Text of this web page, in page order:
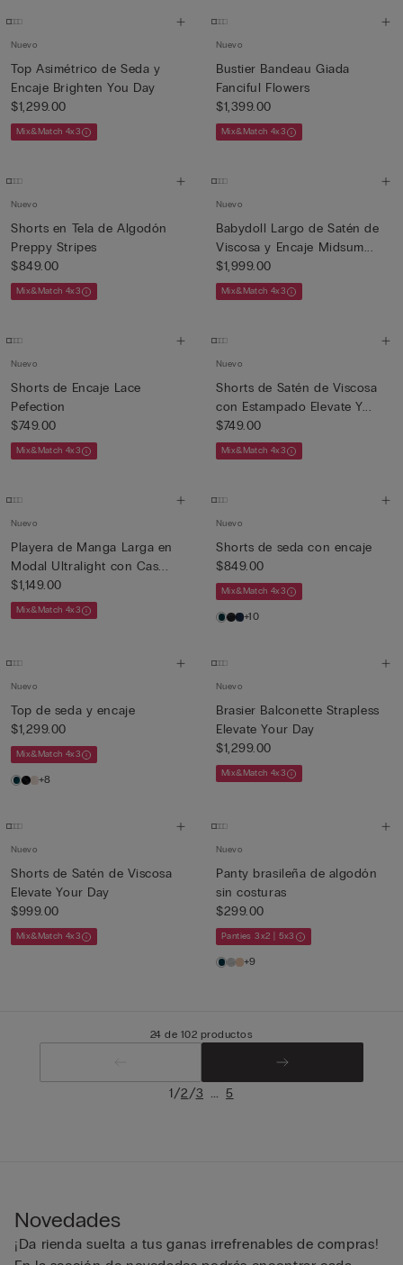
Nuevo
Top Asimétrico de Seda y
Encaje Brighten You Day
$1,299.00
Mix&Match 4x3
Nuevo
Bustier Bandeau Giada
Fanciful Flowers
$1,399.00
Mix&Match 4x3
Nuevo
Shorts en Tela de Algodón
Preppy Stripes
$849.00
Mix&Match 4x3
Nuevo
Babydoll Largo de Satén de
Viscosa y Encaje Midsum...
$1,999.00
Mix&Match 4x3
Nuevo
Shorts de Encaje Lace
Pefection
$749.00
Mix&Match 4x3
Nuevo
Shorts de Satén de Viscosa
con Estampado Elevate Y...
$749.00
Mix&Match 4x3
Nuevo
Playera de Manga Larga en
Modal Ultralight con Cas...
$1,149.00
Mix&Match 4x3
Nuevo
Shorts de seda con encaje
$849.00
Mix&Match 4x3
+10
Nuevo
Top de seda y encaje
$1,299.00
Mix&Match 4x3
+8
Nuevo
Brasier Balconette Strapless
Elevate Your Day
$1,299.00
Mix&Match 4x3
Nuevo
Shorts de Satén de Viscosa
Elevate Your Day
$999.00
Mix&Match 4x3
Nuevo
Panty brasileña de algodón
sin costuras
$299.00
Panties 3x2 | 5x3
+9
24 de 102 productos
1/2/3 ... 5
Novedades
¡Da rienda suelta a tus ganas irrefrenables de compras!